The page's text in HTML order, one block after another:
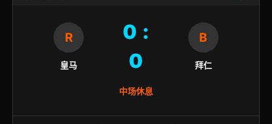
R
皇马
0 :
0
B
拜仁
中场休息